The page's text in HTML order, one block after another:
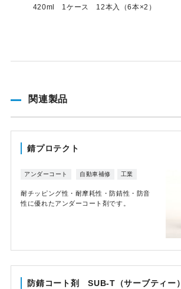
420ml 1ケース 12本入（6本×2）
関連製品
錆プロテクト
アンダーコート 自動車補修 工業
耐チッピング性・耐摩耗性・防錆性・防音
性に優れたアンダーコート剤です。
防錆コート剤 SUB-T（サーブティー）